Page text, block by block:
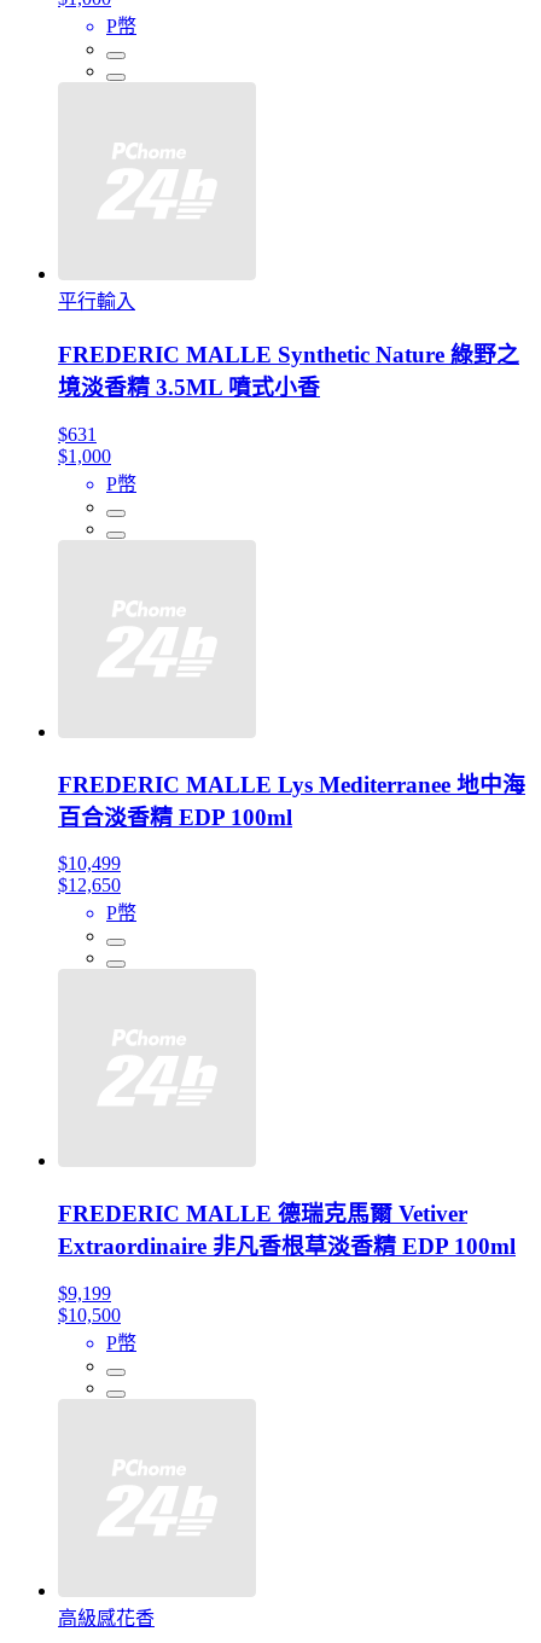
P幣
平行輸入
FREDERIC MALLE Synthetic Nature 綠野之
境淡香精 3.5ML 噴式小香
$631
$1,000
P幣
FREDERIC MALLE Lys Mediterranee 地中海
百合淡香精 EDP 100ml
$10,499
$12,650
P幣
FREDERIC MALLE 德瑞克馬爾 Vetiver
Extraordinaire 非凡香根草淡香精 EDP 100ml
$9,199
$10,500
P幣
高級感花香